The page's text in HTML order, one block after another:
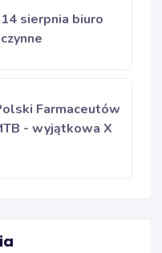
sierpnia biuro
Farmaceutów
- wyjątkowa X